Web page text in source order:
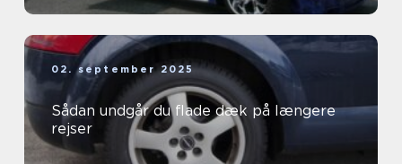
02. september 2025
Sådan undgår du flade dæk på længere
rejser